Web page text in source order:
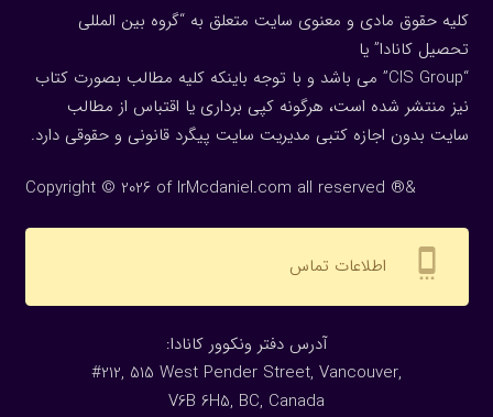
کلیه حقوق مادی و معنوی سایت متعلق به “گروه بین المللی
تحصیل کانادا” یا
“CIS Group” می باشد و با توجه باینکه کلیه مطالب بصورت کتاب
نیز منتشر شده است، هرگونه كپی برداری یا اقتباس از مطالب
سایت بدون اجازه كتبی مدیریت سایت پیگرد قانونی و حقوقی دارد.
Copyright © 2026 of IrMcdaniel.com all reserved ®&
settings_cell اطلاعات تماس
:آدرس دفتر ونکوور کانادا
#212, 515 West Pender Street, Vancouver,
V6B 6H5, BC, Canada